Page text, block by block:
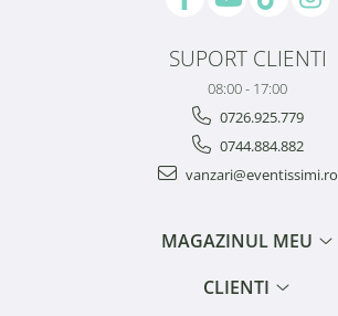
SUPORT CLIENTI
08:00 - 17:00
0726.925.779
0744.884.882
vanzari@eventissimi.ro
MAGAZINUL MEU
CLIENTI